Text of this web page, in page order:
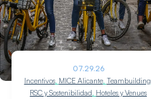
07.29.26
Incentivos, MICE Alicante, Teambuilding
RSC y Sostenibilidad Hoteles y Venues